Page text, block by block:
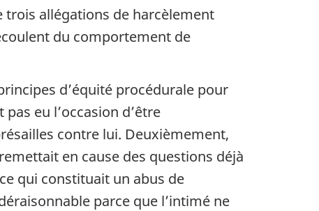
trois allégations de harcèlement
du comportement de
d’équité procédurale pour
eu l’occasion d’être
contre lui. Deuxièmement,
en cause des questions déjà
qui constituait un abus de
parce que l’intimé ne